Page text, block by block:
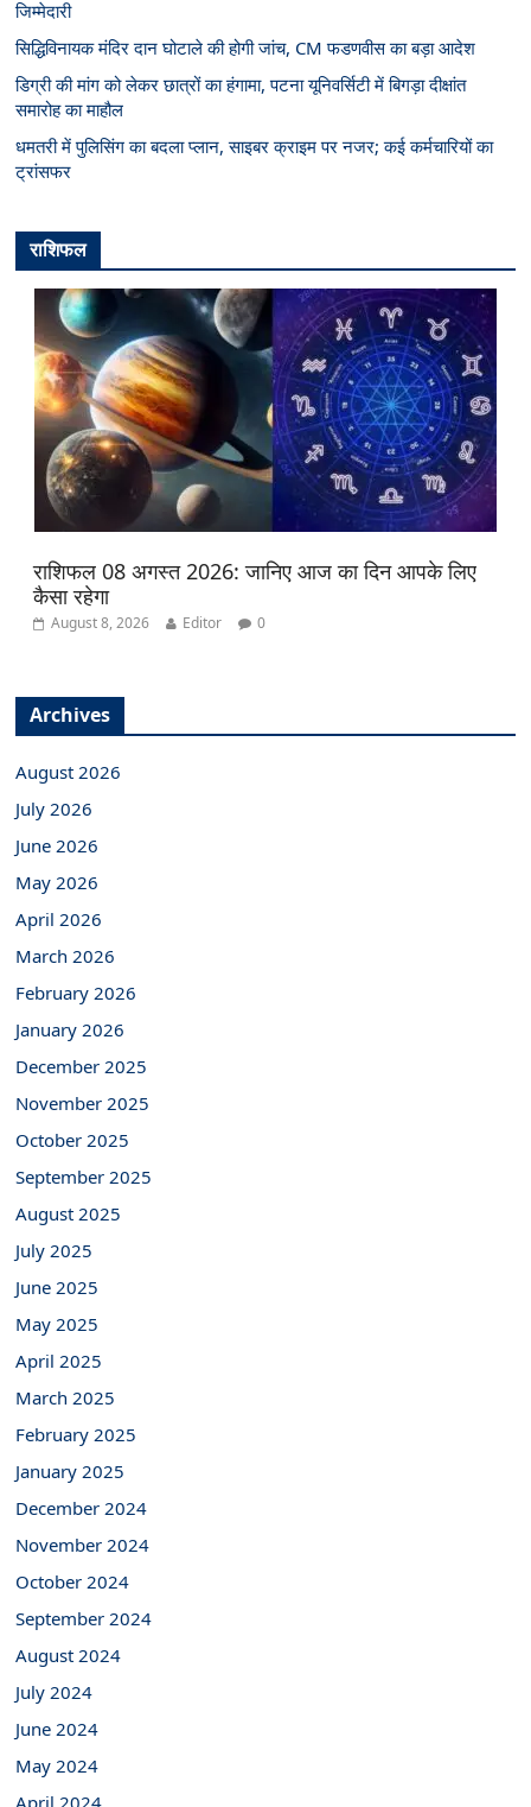
जिम्मेदारी
सिद्धिविनायक मंदिर दान घोटाले की होगी जांच, CM फडणवीस का बड़ा आदेश
डिग्री की मांग को लेकर छात्रों का हंगामा, पटना यूनिवर्सिटी में बिगड़ा दीक्षांत
समारोह का माहौल
धमतरी में पुलिसिंग का बदला प्लान, साइबर क्राइम पर नजर; कई कर्मचारियों का
ट्रांसफर
राशिफल
राशिफल 08 अगस्त 2026: जानिए आज का दिन आपके लिए
कैसा रहेगा
August 8, 2026 Editor 0
Archives
August 2026
July 2026
June 2026
May 2026
April 2026
March 2026
February 2026
January 2026
December 2025
November 2025
October 2025
September 2025
August 2025
July 2025
June 2025
May 2025
April 2025
March 2025
February 2025
January 2025
December 2024
November 2024
October 2024
September 2024
August 2024
July 2024
June 2024
May 2024
April 2024